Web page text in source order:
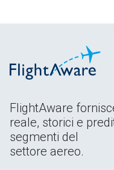
FlightAware
reale, storici e
segmenti del
settore aereo.